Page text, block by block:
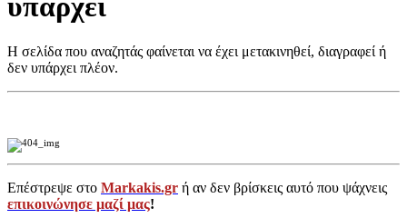
υπάρχει
Η σελίδα που αναζητάς φαίνεται να έχει μετακινηθεί, διαγραφεί ή
δεν υπάρχει πλέον.
Επέστρεψε στο Markakis.gr ή αν δεν βρίσκεις αυτό που ψάχνεις
επικοινώνησε μαζί μας!